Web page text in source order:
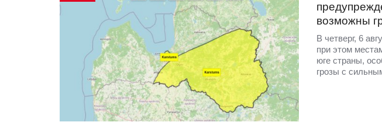
возможны
В четверг, 6
при этом
юге страны,
грозы с